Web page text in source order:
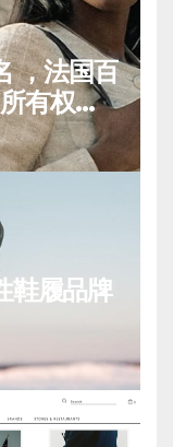
，法国百
有权易
鞋履品牌